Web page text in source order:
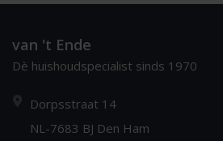
van 't Ende
Dè huishoudspecialist sinds 1970
Dorpsstraat 14
NL-7683 BJ Den Ham